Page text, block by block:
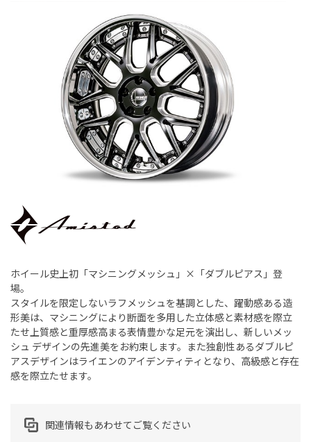
ホイール史上初「マシニングメッシュ」×「ダブルピアス」登
場。
スタイルを限定しないラフメッシュを基調とした、躍動感ある造
形美は、マシニングにより断面を多用した立体感と素材感を際立
たせ上質感と重厚感高まる表情豊かな足元を演出し、新しいメッ
シュ デザインの先進美をお約束します。また独創性あるダブルピ
アスデザインはライエンのアイデンティティとなり、高級感と存在
感を際立たせます。
関連情報もあわせてご覧ください